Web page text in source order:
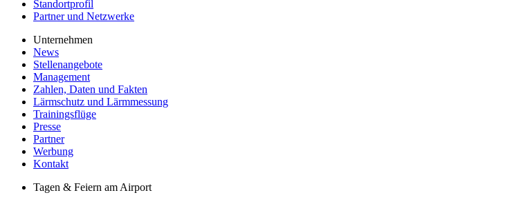
Standortprofil
Partner und Netzwerke
Unternehmen
News
Stellenangebote
Management
Zahlen, Daten und Fakten
Lärmschutz und Lärmmessung
Trainingsflüge
Presse
Partner
Werbung
Kontakt
Tagen & Feiern am Airport